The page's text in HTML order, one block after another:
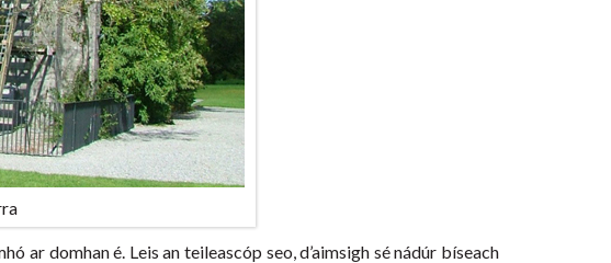
ar domhan é. Leis an teileascóp seo, d’aimsigh sé nádúr bíseach